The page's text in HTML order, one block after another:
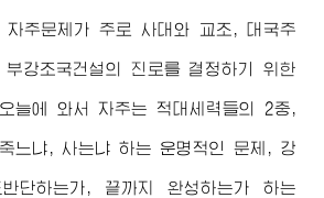
자주문제가 주로 사대와 교조, 대국주
강조국건설의 진로를 결정하기 위한
늘에 와서 자주는 적대세력들의 2중,
느냐, 사는냐 하는 운명적인 문제, 강
반단하는가, 끝까지 완성하는가 하는